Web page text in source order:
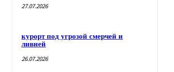
27.07.2026
курорт под угрозой смерчей и
ливней
26.07.2026